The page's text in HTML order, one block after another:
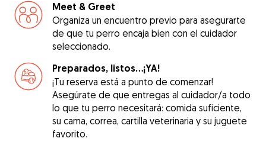
Meet & Greet
Organiza un encuentro previo para asegurarte
de que tu perro encaja bien con el cuidador
seleccionado.
Preparados, listos...¡YA!
¡Tu reserva está a punto de comenzar!
Asegúrate de que entregas al cuidador/a todo
lo que tu perro necesitará: comida suficiente,
su cama, correa, cartilla veterinaria y su juguete
favorito.